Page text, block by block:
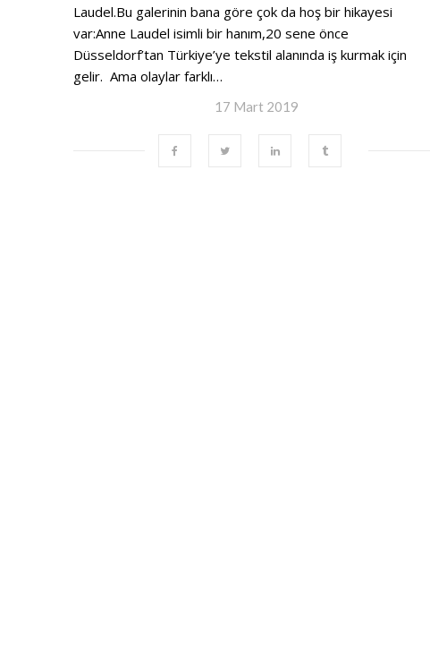
Laudel.Bu galerinin bana göre çok da hoş bir hikayesi
var:Anne Laudel isimli bir hanım,20 sene önce
Düsseldorf’tan Türkiye’ye tekstil alanında iş kurmak için
gelir. Ama olaylar farklı…
17 Mart 2019